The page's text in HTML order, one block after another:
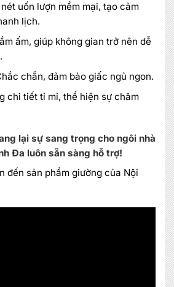
uốn lượn mềm mại, tạo cảm
lịch.
ấm, giúp không gian trở nên dễ
chắn, đảm bảo giấc ngủ ngon.
chi tiết tỉ mỉ, thể hiện sự chăm
lại sự sang trọng cho ngôi nhà
Đa luôn sẵn sàng hỗ trợ!
đến sản phẩm giường của Nội